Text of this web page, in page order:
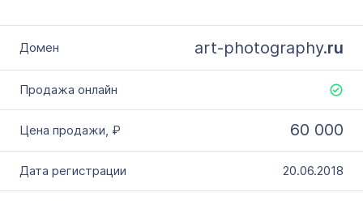
art-photography.ru
60 000
20.06.2018